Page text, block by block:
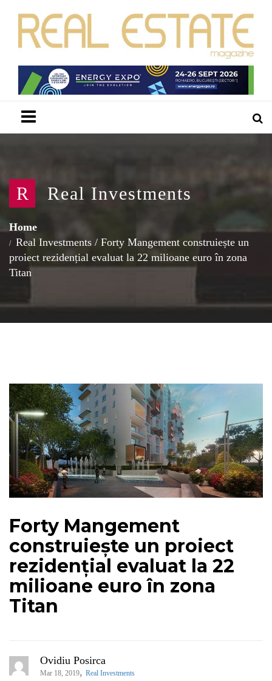
R Real Investments
Home
Real Investments / Forty Mangement construiește un
proiect rezidențial evaluat la 22 milioane euro în zona
Titan
Forty Mangement
construiește un proiect
rezidențial evaluat la 22
milioane euro în zona
Titan
Ovidiu Posirca
Mar 18, 2019, Real Investments